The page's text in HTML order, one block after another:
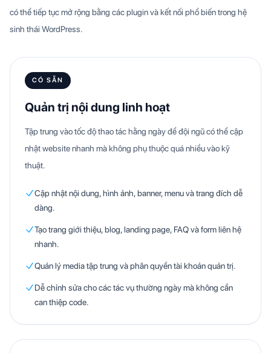
có thể tiếp tục mở rộng bằng các plugin và kết nối phổ biến trong hệ
sinh thái WordPress.
CÓ SẴN
Quản trị nội dung linh hoạt
Tập trung vào tốc độ thao tác hằng ngày để đội ngũ có thể cập
nhật website nhanh mà không phụ thuộc quá nhiều vào kỹ
thuật.
Cập nhật nội dung, hình ảnh, banner, menu và trang đích dễ
dàng.
Tạo trang giới thiệu, blog, landing page, FAQ và form liên hệ
nhanh.
Quản lý media tập trung và phân quyền tài khoản quản trị.
Dễ chỉnh sửa cho các tác vụ thường ngày mà không cần
can thiệp code.